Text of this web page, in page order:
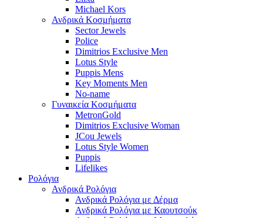
Michael Kors
Ανδρικά Κοσμήματα
Sector Jewels
Police
Dimitrios Exclusive Men
Lotus Style
Puppis Mens
Key Moments Men
No-name
Γυναικεία Κοσμήματα
MetronGold
Dimitrios Exclusive Woman
JCou Jewels
Lotus Style Women
Puppis
Lifelikes
Ρολόγια
Ανδρικά Ρολόγια
Ανδρικά Ρολόγια με Δέρμα
Ανδρικά Ρολόγια με Καουτσούκ